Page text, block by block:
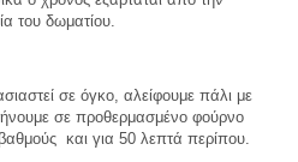
του δωματίου.
σε όγκο, αλείφουμε πάλι με
σε προθερμασμένο φούρνο
και για 50 λεπτά περίπου.